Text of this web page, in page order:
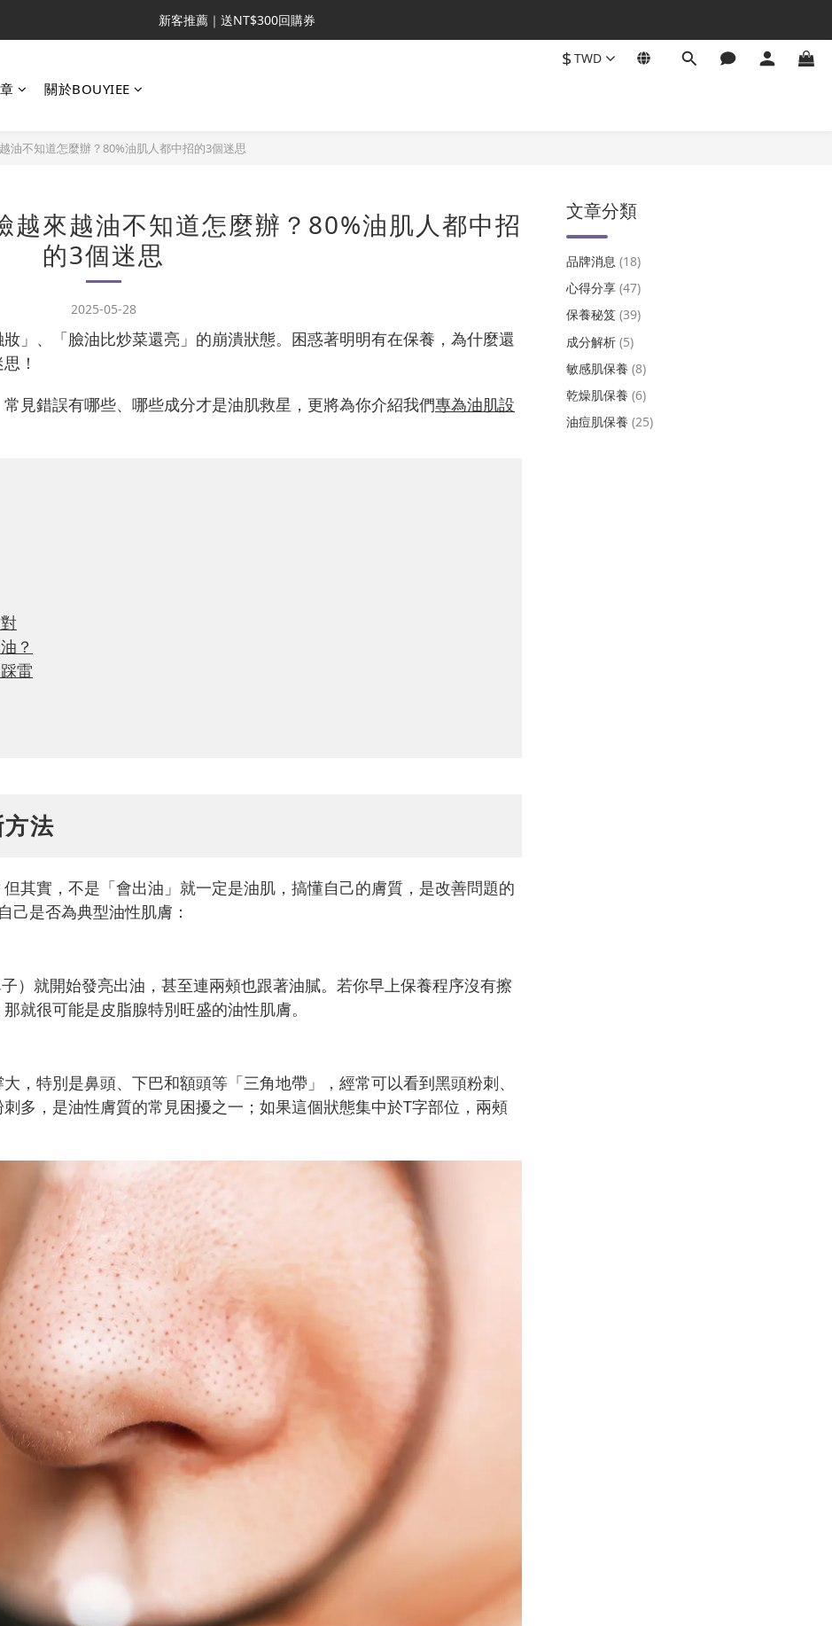
新客推薦｜送NT$300回購券
新客推薦｜送NT$300回購券
新客推薦｜送NT$300回購券
$TWD
關於BOUYIEE
油不知道怎麼辦？80%油肌人都中招的3個迷思
越來越油不知道怎麼辦？80%油肌人都中招
的3個迷思
2025-05-28
」、「臉油比炒菜還亮」的崩潰狀態。困惑著明明有在保養，為什麼還
！
見錯誤有哪些、哪些成分才是油肌救星，更將為你介紹我們專為油肌設
？
雷
法
其實，不是「會出油」就一定是油肌，搞懂自己的膚質，是改善問題的
己是否為典型油性肌膚：
）就開始發亮出油，甚至連兩頰也跟著油膩。若你早上保養程序沒有擦
就很可能是皮脂腺特別旺盛的油性肌膚。
，特別是鼻頭、下巴和額頭等「三角地帶」，經常可以看到黑頭粉刺、
多，是油性膚質的常見困擾之一；如果這個狀態集中於T字部位，兩頰
文章分類
品牌消息 (18)
心得分享 (47)
保養秘笈 (39)
成分解析 (5)
敏感肌保養 (8)
乾燥肌保養 (6)
油痘肌保養 (25)